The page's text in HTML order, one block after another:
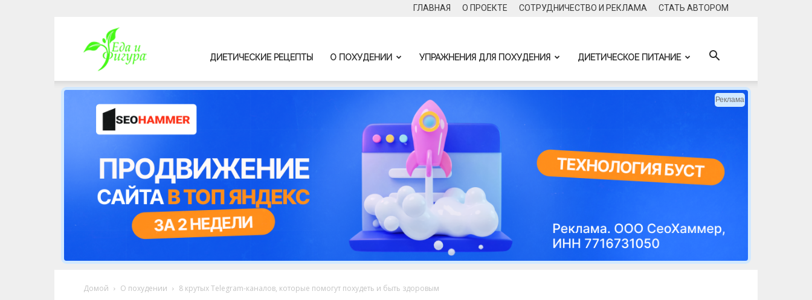
ГЛАВНАЯ О ПРОЕКТЕ СОТРУДНИЧЕСТВО И РЕКЛАМА CТАТЬ АВТОРОМ
фигура
ДИЕТИЧЕСКИЕ РЕЦЕПТЫ О ПОХУДЕНИИ УПРАЖНЕНИЯ ДЛЯ ПОХУДЕНИЯ ДИЕТИЧЕСКОЕ ПИТАНИЕ
Реклама
Домой О похудении 8 крутых Telegram-каналов, которые помогут похудеть и быть здоровым